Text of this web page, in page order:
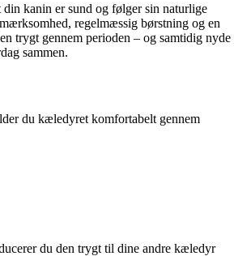
kanin er sund og følger sin naturlige
regelmæssig børstning og en
trygt gennem perioden – og samtidig nyde
sammen.
du kæledyret komfortabelt gennem
du den trygt til dine andre kæledyr